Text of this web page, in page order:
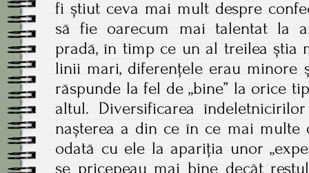
fi știut ceva mai mult despre
să fie oarecum mai talentat la
pradă, în timp ce un al treilea știa
linii mari, diferențele erau minore
răspunde la fel de „bine” la orice
altul. Diversificarea
nașterea a din ce în ce mai multe
odată cu ele la apariția unor
se pricepeau mai bine decât